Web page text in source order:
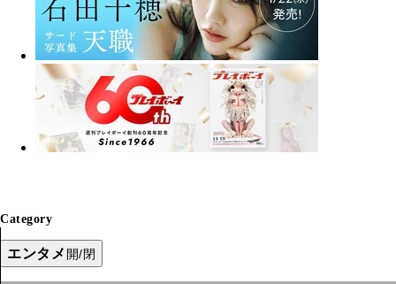
Category
エンタメ開/閉